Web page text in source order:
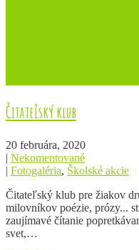
Čitateľský klub
20 februára, 2020
| Nekomentované
| Fotogaléria, Školské akcie
Čitateľský klub pre žiakov
milovníkov poézie, prózy...
zaujímavé čítanie
svet,…